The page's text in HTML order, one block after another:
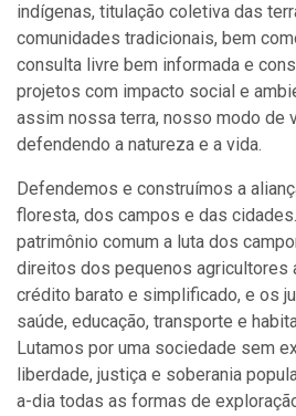
indígenas, titulação coletiva das
comunidades tradicionais, bem
consulta livre bem informada e
projetos com impacto social e
assim nossa terra, nosso modo de
defendendo a natureza e a vida.
Defendemos e construímos a
floresta, dos campos e das
patrimônio comum a luta dos
direitos dos pequenos agricultores
crédito barato e simplificado, e os
saúde, educação, transporte e
Lutamos por uma sociedade sem
liberdade, justiça e soberania
a-dia todas as formas de